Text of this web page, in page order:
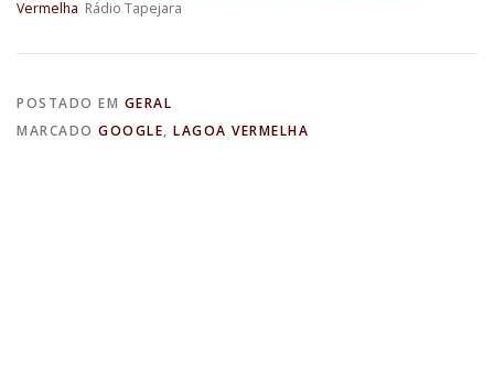
Vermelha Rádio Tapejara
POSTADO EM GERAL
MARCADO GOOGLE, LAGOA VERMELHA